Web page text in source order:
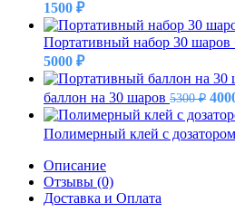
Первоначальная
цена
составляла
1900 ₽.
1500 ₽Текущая
цена:
1500 ₽.
Портативный набор 30 шаров
Первоначальная
цена
составляла
5800 ₽.
5000 ₽Текущая
цена:
5000 ₽.
баллон на 30 шаров 5300₽
Полимерный клей с
Описание
Отзывы (0)
Доставка и Оплата